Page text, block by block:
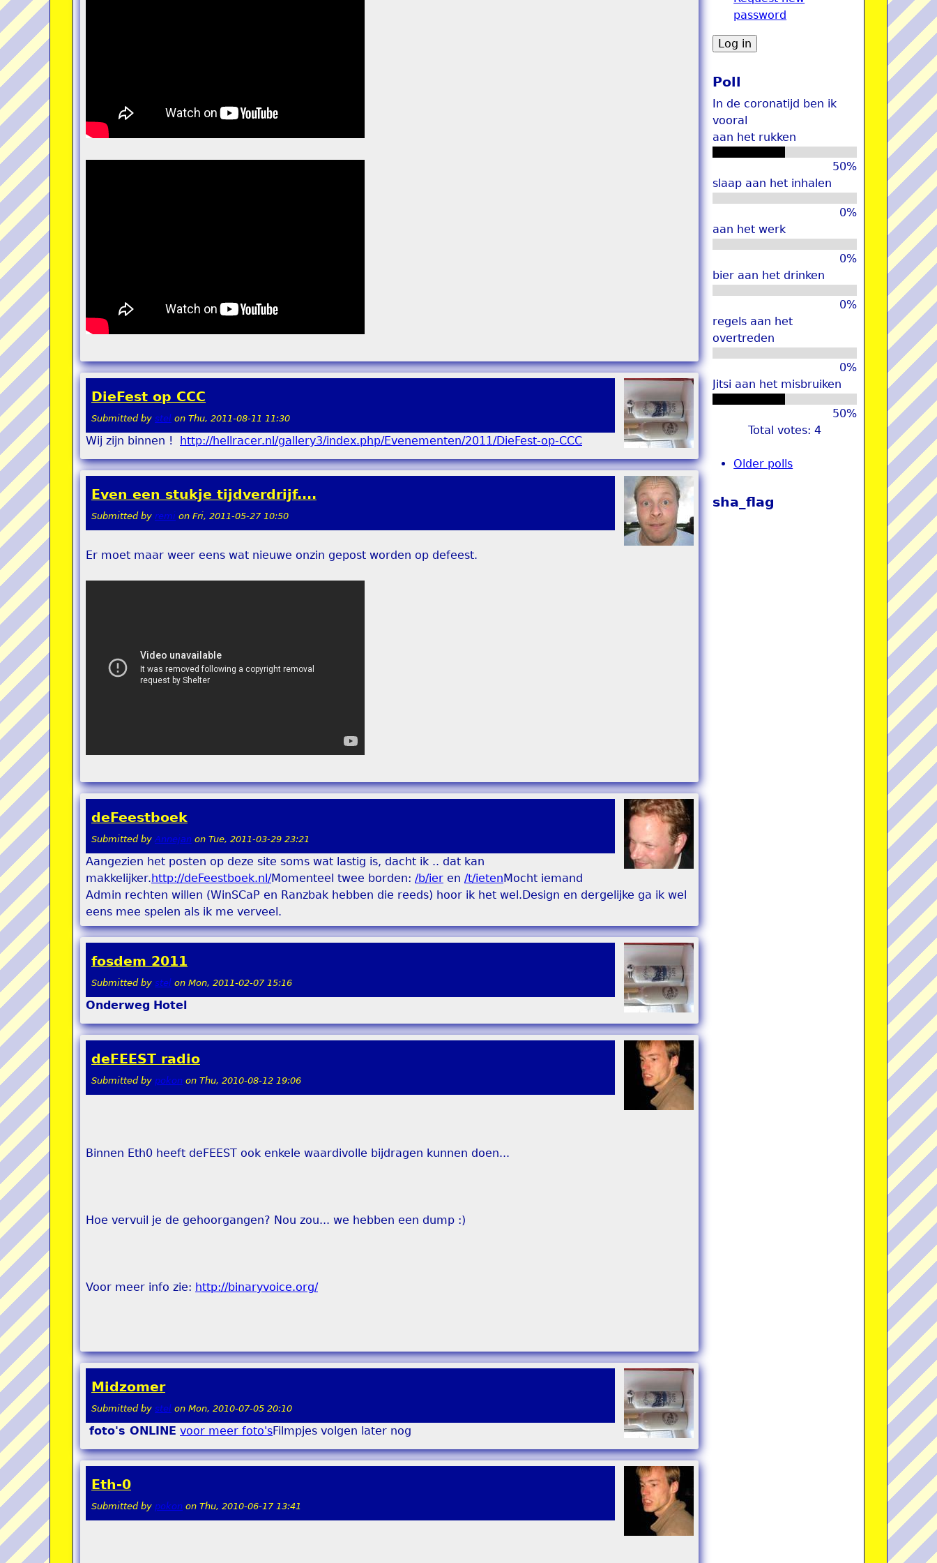
DieFest op CCC
Submitted by stel on Thu, 2011-08-11 11:30
Wij zijn binnen ! http://hellracer.nl/gallery3/index.php/Evenementen/2011/DieFest-op-CCC
Even een stukje tijdverdrijf....
Submitted by remi on Fri, 2011-05-27 10:50
Er moet maar weer eens wat nieuwe onzin gepost worden op defeest.
deFeestboek
Submitted by Annejan on Tue, 2011-03-29 23:21
Aangezien het posten op deze site soms wat lastig is, dacht ik .. dat kan
makkelijker.http://deFeestboek.nl/Momenteel twee borden: /b/ier en /t/ietenMocht iemand
Admin rechten willen (WinSCaP en Ranzbak hebben die reeds) hoor ik het wel.Design en dergelijke ga ik wel
eens mee spelen als ik me verveel.
fosdem 2011
Submitted by stel on Mon, 2011-02-07 15:16
Onderweg Hotel
deFEEST radio
Submitted by pokon on Thu, 2010-08-12 19:06
Binnen Eth0 heeft deFEEST ook enkele waardivolle bijdragen kunnen doen...
Hoe vervuil je de gehoorgangen? Nou zou... we hebben een dump :)
Voor meer info zie: http://binaryvoice.org/
Midzomer
Submitted by stel on Mon, 2010-07-05 20:10
foto's ONLINE voor meer foto'sFilmpjes volgen later nog
Eth-0
Submitted by pokon on Thu, 2010-06-17 13:41
password
Poll
In de coronatijd ben ik
vooral
aan het rukken
50%
slaap aan het inhalen
0%
aan het werk
0%
bier aan het drinken
0%
regels aan het
overtreden
0%
Jitsi aan het misbruiken
50%
Total votes: 4
Older polls
sha_flag